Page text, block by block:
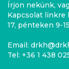
Írjon nekünk,
Kapcsolat
17, pénteken 9-
Email:
Tel: +36 1 438